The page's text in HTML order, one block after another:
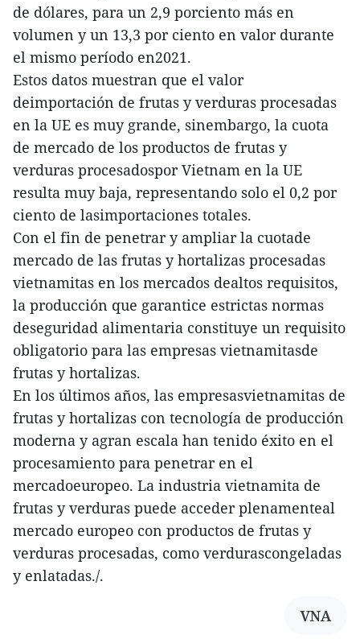
de dólares, para un 2,9 porciento más en
volumen y un 13,3 por ciento en valor durante
el mismo período en2021.
Estos datos muestran que el valor
deimportación de frutas y verduras procesadas
en la UE es muy grande, sinembargo, la cuota
de mercado de los productos de frutas y
verduras procesadospor Vietnam en la UE
resulta muy baja, representando solo el 0,2 por
ciento de lasimportaciones totales.
Con el fin de penetrar y ampliar la cuotade
mercado de las frutas y hortalizas procesadas
vietnamitas en los mercados dealtos requisitos,
la producción que garantice estrictas normas
deseguridad alimentaria constituye un requisito
obligatorio para las empresas vietnamitasde
frutas y hortalizas.
En los últimos años, las empresasvietnamitas de
frutas y hortalizas con tecnología de producción
moderna y agran escala han tenido éxito en el
procesamiento para penetrar en el
mercadoeuropeo. La industria vietnamita de
frutas y verduras puede acceder plenamenteal
mercado europeo con productos de frutas y
verduras procesadas, como verdurascongeladas
y enlatadas./.
VNA